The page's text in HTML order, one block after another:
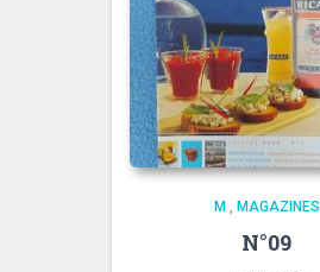
M , MAGAZINES
N°09